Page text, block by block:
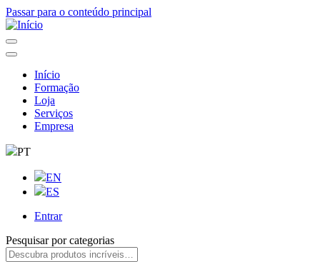
Passar para o conteúdo principal
Navegação
principal
Início
Formação
Loja
Serviços
Empresa
PT
EN
ES
account
menu
Entrar
Pesquisar por categorias